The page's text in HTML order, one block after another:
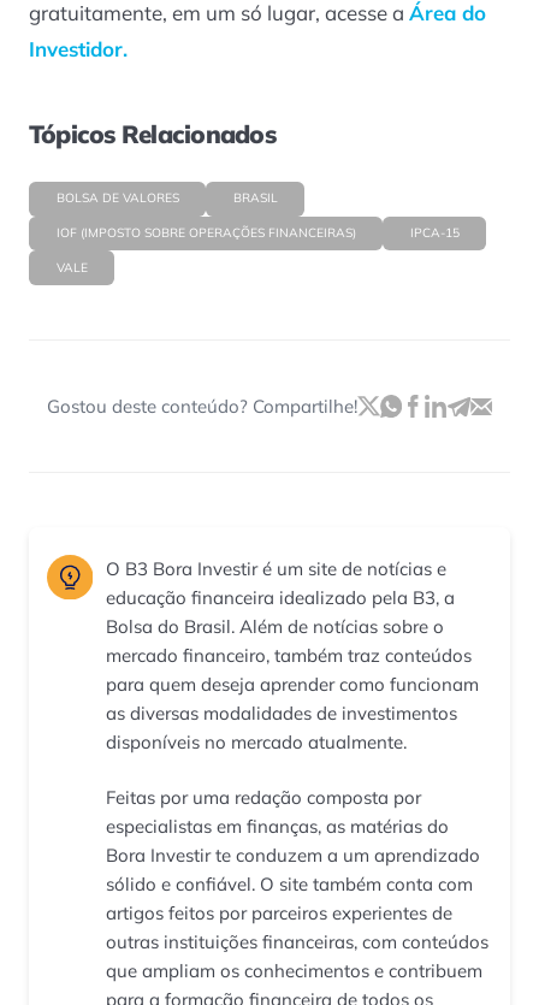
gratuitamente, em um só lugar, acesse a Área do
Investidor.
Tópicos Relacionados
BOLSA DE VALORES BRASIL
IOF (IMPOSTO SOBRE OPERAÇÕES FINANCEIRAS) IPCA-15
VALE
Gostou deste conteúdo? Compartilhe!
O B3 Bora Investir é um site de notícias e
educação financeira idealizado pela B3, a
Bolsa do Brasil. Além de notícias sobre o
mercado financeiro, também traz conteúdos
para quem deseja aprender como funcionam
as diversas modalidades de investimentos
disponíveis no mercado atualmente.
Feitas por uma redação composta por
especialistas em finanças, as matérias do
Bora Investir te conduzem a um aprendizado
sólido e confiável. O site também conta com
artigos feitos por parceiros experientes de
outras instituições financeiras, com conteúdos
que ampliam os conhecimentos e contribuem
para a formação financeira de todos os